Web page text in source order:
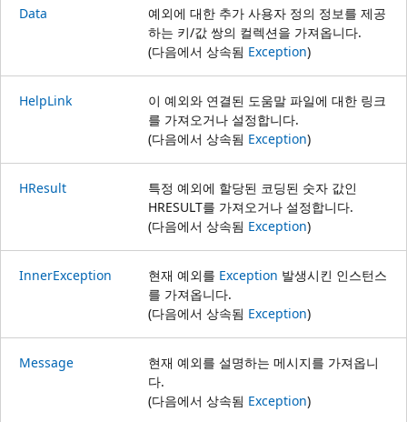
Data
예외에 대한 추가 사용자 정의 정보를 제공
하는 키/값 쌍의 컬렉션을 가져옵니다.
(다음에서 상속됨 Exception)
HelpLink
이 예외와 연결된 도움말 파일에 대한 링크
를 가져오거나 설정합니다.
(다음에서 상속됨 Exception)
HResult
특정 예외에 할당된 코딩된 숫자 값인
HRESULT를 가져오거나 설정합니다.
(다음에서 상속됨 Exception)
InnerException 현재 예외를 Exception 발생시킨 인스턴스
를 가져옵니다.
(다음에서 상속됨 Exception)
Message
현재 예외를 설명하는 메시지를 가져옵니
다.
(다음에서 상속됨 Exception)